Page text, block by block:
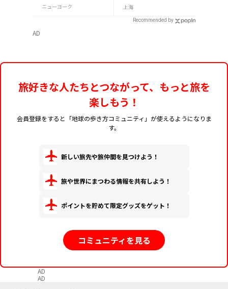
集者セレクト！
ニューヨーク 上海
Recommended by
AD
旅好きな人たちとつながって、もっと旅を
楽しもう！
会員登録をすると「地球の歩き方コミュニティ」が使えるようになりま
す。
新しい旅先や旅仲間を見つけよう！
旅や世界にまつわる情報を共有しよう！
ポイントを貯めて限定グッズをゲット！
コミュニティを見る
AD
AD